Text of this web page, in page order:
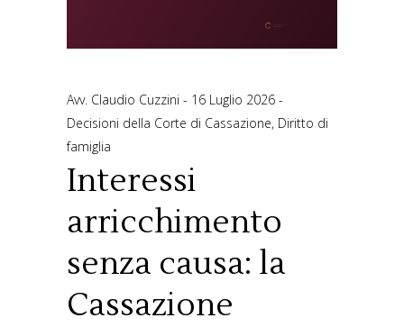
Avv. Claudio Cuzzini
16 Luglio 2026
Decisioni della Corte di Cassazione, Diritto di
famiglia
Interessi
arricchimento
senza causa: la
Cassazione